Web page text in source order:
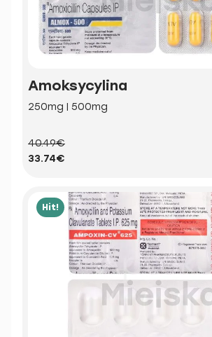
Amoksycylina
250mg | 500mg
40.49€
33.74€
Hit!